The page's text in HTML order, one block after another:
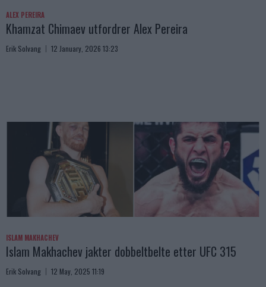
ALEX PEREIRA
Khamzat Chimaev utfordrer Alex Pereira
Erik Solvang 12 January, 2026 13:23
ISLAM MAKHACHEV
Islam Makhachev jakter dobbeltbelte etter UFC 315
Erik Solvang 12 May, 2025 11:19